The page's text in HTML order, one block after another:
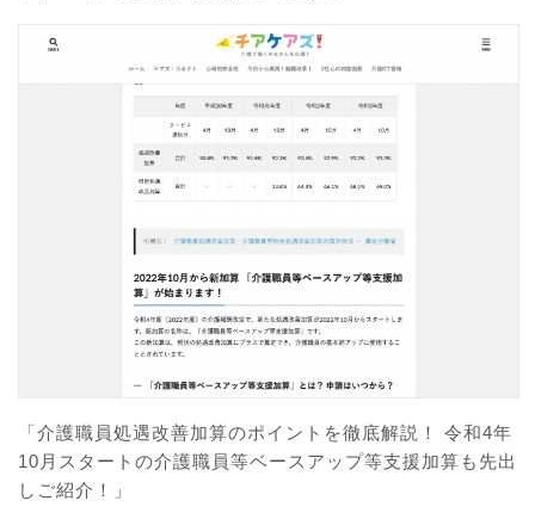
「介護職員処遇改善加算のポイントを徹底解説！ 令和4年
10月スタートの介護職員等ベースアップ等支援加算も先出
しご紹介！」